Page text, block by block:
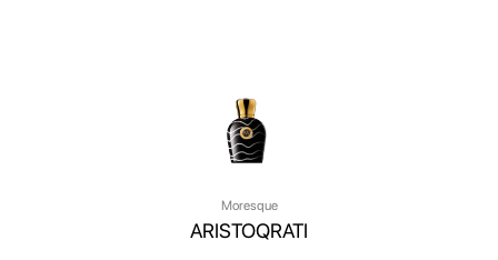
Moresque
ARISTOQRATI